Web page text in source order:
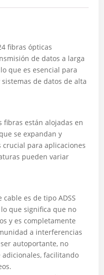
fibras ópticas
de datos a larga
que es esencial para
de datos de alta
fibras están alojadas en
se expandan y
para aplicaciones
pueden variar
cable es de tipo ADSS
que significa que no
y es completamente
a interferencias
autoportante, no
facilitando